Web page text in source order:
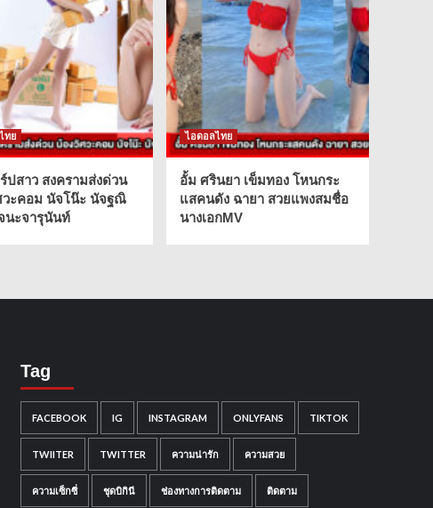
ทย
ปสาว สงครามส่งด่วน
วะคอม นัจโน๊ะ นัจฐณิ
นะจารุนันท์
ไอดอลไทย
อั้ม ศรินยา เข็มทอง โหนกระ
แสคนดัง ฉายา สวยแพงสมชื่อ
นางเอกMV
Tag
FACEBOOK IG INSTAGRAM ONLYFANS TIKTOK
TWIITER TWITTER ความน่ารัก ความสวย
ความเซ็กซี่ ชุดบิกินี ช่องทางการติดตาม ติดตาม